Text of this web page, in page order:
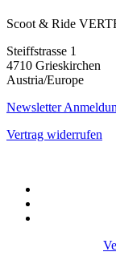
Scoot & Ride
Steiffstrasse 1
4710 Grieskirchen
Austria/Europe
Newsletter
Vertrag widerrufen